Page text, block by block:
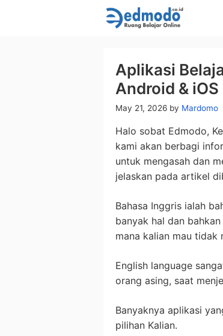
Aplikasi
Android &
May 21, 2026 by Mardomo
Halo sobat Edmodo,
kami akan berbagi
untuk mengasah dan
jelaskan pada artikel
Bahasa Inggris ialah
banyak hal dan
mana kalian mau tidak
English language
orang asing, saat
Banyaknya aplikasi
pilihan Kalian.